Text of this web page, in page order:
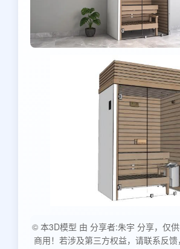
© 本3D模型 由 分享者:朱宇 分享，仅
商用！若涉及第三方权益，请联系反